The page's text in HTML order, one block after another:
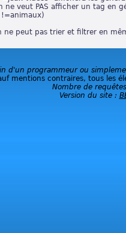
ne veut PAS afficher un tag en
!=animaux)
ne peut pas trier et filtrer en
d'un programmeur ou
mentions contraires, tous les
Nombre de
Version du site :